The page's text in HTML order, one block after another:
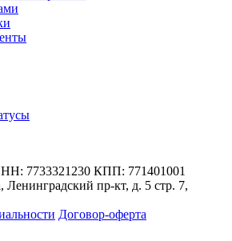
7733321230 КПП: 771401001
Ленинградский пр-кт, д. 5 стр. 7,
Договор-оферта